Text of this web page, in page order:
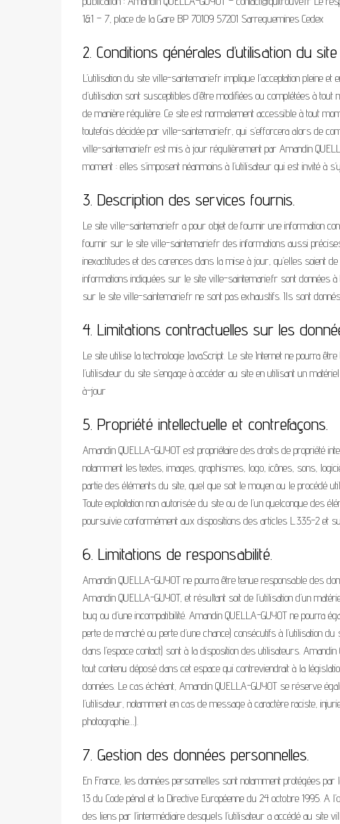
1&1 – 7, place de la Gare BP 70109 57201 Sarreguemines Cedex
2. Conditions générales d’utilisation du
L’utilisation du site ville-saintemarie.fr implique l’acceptation pleine
d’utilisation sont susceptibles d’être modifiées ou complétées à
de manière régulière. Ce site est normalement accessible à tout
toutefois décidée par ville-saintemarie.fr, qui s’efforcera alors de
ville-saintemarie.fr est mis à jour régulièrement par Amandin
moment : elles s’imposent néanmoins à l’utilisateur qui est invité à
3. Description des services fournis.
Le site ville-saintemarie.fr a pour objet de fournir une information
fournir sur le site ville-saintemarie.fr des informations aussi
inexactitudes et des carences dans la mise à jour, qu’elles soient
informations indiquées sur le site ville-saintemarie.fr sont données
sur le site ville-saintemarie.fr ne sont pas exhaustifs. Ils sont
4. Limitations contractuelles sur les
Le site utilise la technologie JavaScript. Le site Internet ne pourra
l’utilisateur du site s’engage à accéder au site en utilisant un
à-jour
5. Propriété intellectuelle et contrefaçons.
Amandin QUELLA-GUYOT est propriétaire des droits de propriété
notamment les textes, images, graphismes, logo, icônes, sons,
partie des éléments du site, quel que soit le moyen ou le procédé
Toute exploitation non autorisée du site ou de l’un quelconque des
poursuivie conformément aux dispositions des articles L.335-2 et
6. Limitations de responsabilité.
Amandin QUELLA-GUYOT ne pourra être tenue responsable des
Amandin QUELLA-GUYOT, et résultant soit de l’utilisation d’un
bug ou d’une incompatibilité. Amandin QUELLA-GUYOT ne pourra
perte de marché ou perte d’une chance) consécutifs à l’utilisation
dans l’espace contact) sont à la disposition des utilisateurs.
tout contenu déposé dans cet espace qui contreviendrait à la
données. Le cas échéant, Amandin QUELLA-GUYOT se réserve
l’utilisateur, notamment en cas de message à caractère raciste,
photographie…).
7. Gestion des données personnelles.
En France, les données personnelles sont notamment protégées
13 du Code pénal et la Directive Européenne du 24 octobre 1995. A
des liens par l’intermédiaire desquels l’utilisateur a accédé au site